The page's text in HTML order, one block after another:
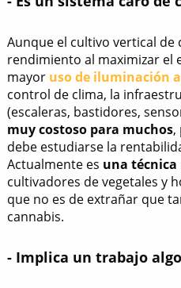
Aunque el cultivo vertical
rendimiento al maximizar el
mayor uso de iluminación
control de clima, la
(escaleras, bastidores,
muy costoso para muchos,
debe estudiarse la
Actualmente es una
cultivadores de vegetales y
que no es de extrañar que
cannabis.
- Implica un trabajo